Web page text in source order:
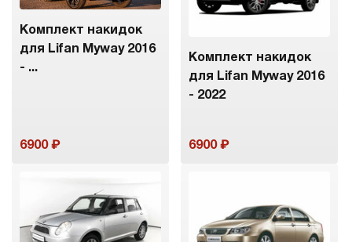
Комплект накидок
для Lifan Myway 2016
- ...
6900
Комплект накидок
для Lifan Myway 2016
- 2022
6900